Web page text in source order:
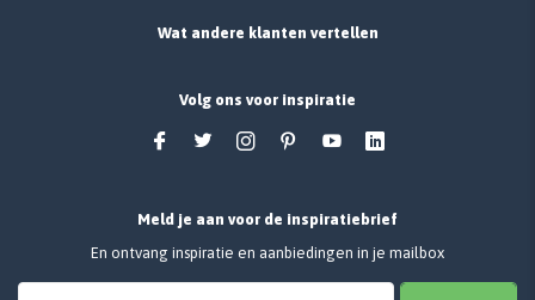
Wat andere klanten vertellen
Volg ons voor inspiratie
Meld je aan voor de inspiratiebrief
En ontvang inspiratie en aanbiedingen in je mailbox